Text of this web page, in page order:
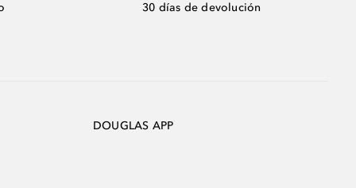
30 días de devolución
DOUGLAS APP